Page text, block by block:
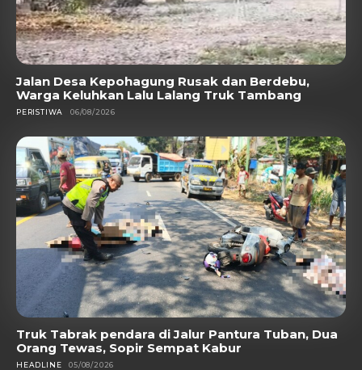
Jalan Desa Kepohagung Rusak dan Berdebu,
Warga Keluhkan Lalu Lalang Truk Tambang
PERISTIWA 06/08/2026
Truk Tabrak pendara di Jalur Pantura Tuban, Dua
Orang Tewas, Sopir Sempat Kabur
HEADLINE 05/08/2026